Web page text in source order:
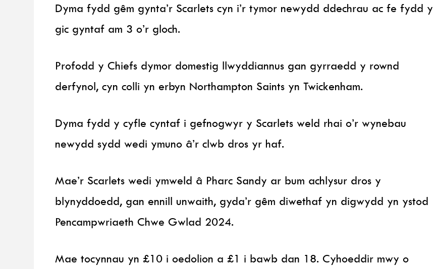
Dyma fydd gêm gynta’r Scarlets cyn i’r tymor newydd ddechrau ac fe fydd y
gic gyntaf am 3 o’r gloch.
Profodd y Chiefs dymor domestig llwyddiannus gan gyrraedd y rownd
derfynol, cyn colli yn erbyn Northampton Saints yn Twickenham.
Dyma fydd y cyfle cyntaf i gefnogwyr y Scarlets weld rhai o’r wynebau
newydd sydd wedi ymuno â’r clwb dros yr haf.
Mae’r Scarlets wedi ymweld â Pharc Sandy ar bum achlysur dros y
blynyddoedd, gan ennill unwaith, gyda’r gêm diwethaf yn digwydd yn ystod
Pencampwriaeth Chwe Gwlad 2024.
Mae tocynnau yn £10 i oedolion a £1 i bawb dan 18. Cyhoeddir mwy o